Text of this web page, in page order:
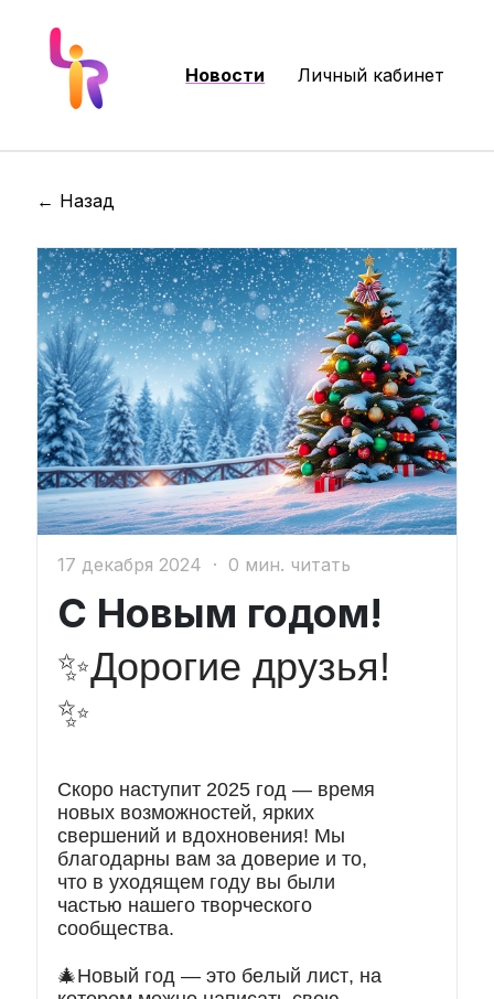
Новости Личный кабинет
← Назад
17 декабря 2024 · 0 мин. читать
С Новым годом!
✨Дорогие друзья!
✨
Скоро наступит 2025 год — время
новых возможностей, ярких
свершений и вдохновения! Мы
благодарны вам за доверие и то,
что в уходящем году вы были
частью нашего творческого
сообщества.
🎄Новый год — это белый лист, на